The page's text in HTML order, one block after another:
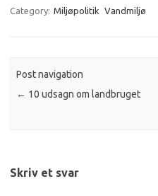
Category: Miljøpolitik Vandmiljø
Post navigation
← 10 udsagn om landbruget
Skriv et svar